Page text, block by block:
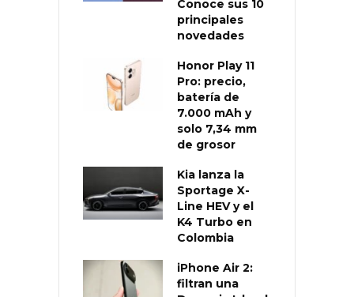
Conoce sus 10
principales
novedades
Honor Play 11
Pro: precio,
batería de
7.000 mAh y
solo 7,34 mm
de grosor
Kia lanza la
Sportage X-
Line HEV y el
K4 Turbo en
Colombia
iPhone Air 2:
filtran una